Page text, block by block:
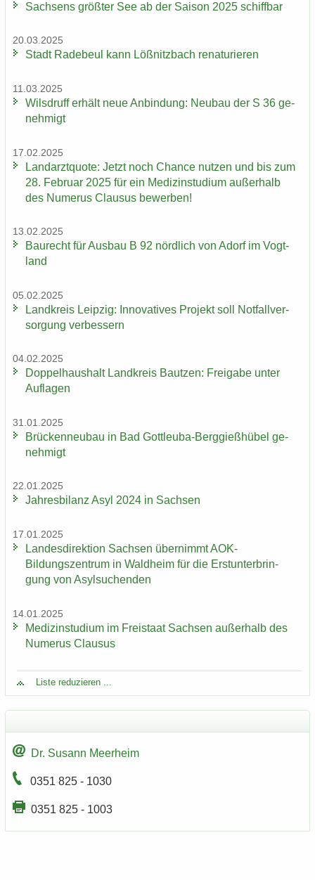
Sach­sens größ­ter See ab der Sai­son 2025 schiff­bar
20.03.2025
Stadt Ra­de­beul kann Löß­nitz­bach re­na­tu­rie­ren
11.03.2025
Wilsd­ruff er­hält neue An­bin­dung: Neu­bau der S 36 ge­
neh­migt
17.02.2025
Land­arzt­quo­te: Jetzt noch Chan­ce nut­zen und bis zum
28. Fe­bru­ar 2025 für ein Me­di­zin­stu­di­um au­ßer­halb
des Nu­me­rus Clau­sus be­wer­ben!
13.02.2025
Bau­recht für Aus­bau B 92 nörd­lich von Adorf im Vogt­
land
05.02.2025
Land­kreis Leip­zig: In­no­va­ti­ves Pro­jekt soll Not­fall­ver­
sor­gung ver­bes­sern
04.02.2025
Dop­pel­haus­halt Land­kreis Baut­zen: Frei­ga­be unter
Auf­la­gen
31.01.2025
Brü­cken­neu­bau in Bad Gottleuba-​Berggießhübel ge­
neh­migt
22.01.2025
Jah­res­bi­lanz Asyl 2024 in Sach­sen
17.01.2025
Lan­des­di­rek­ti­on Sach­sen über­nimmt AOK-​
Bildungszentrum in Wald­heim für die Erst­un­ter­brin­
gung von Asyl­su­chen­den
14.01.2025
Me­di­zin­stu­di­um im Frei­staat Sach­sen au­ßer­halb des
Nu­me­rus Clau­sus
Liste re­du­zie­ren ...
Dr. Su­sann Meer­heim
0351 825 - 1030
0351 825 - 1003